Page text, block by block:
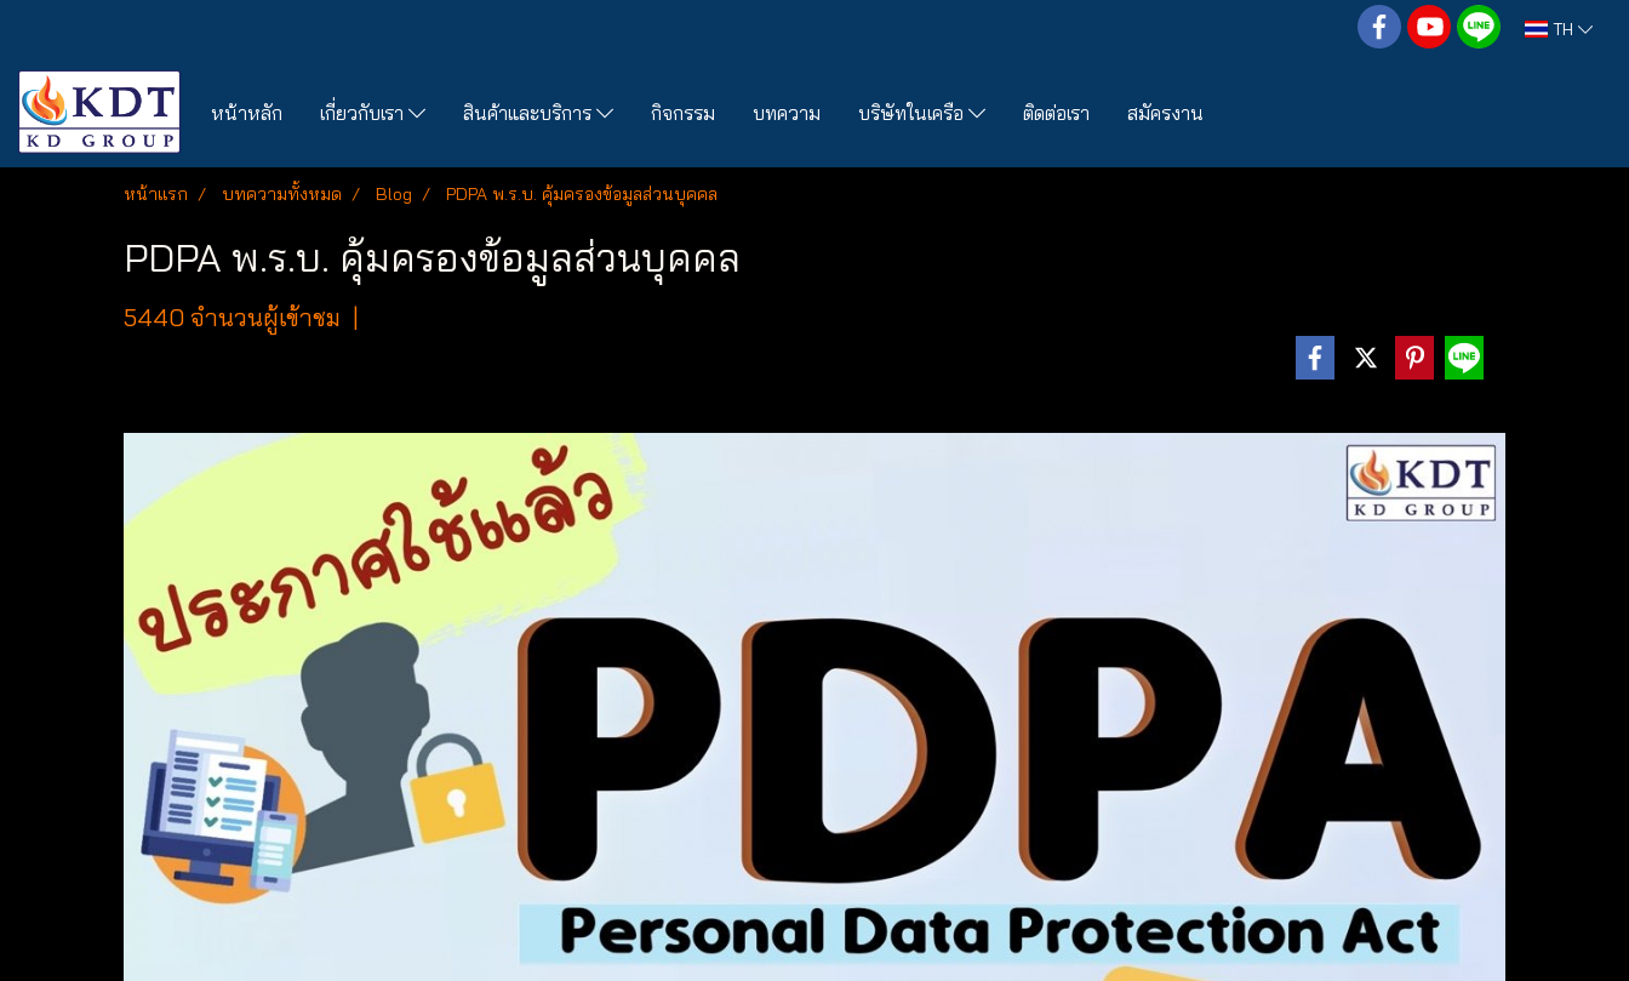
TH
หน้าหลัก เกี่ยวกับเรา สินค้าและบริการ กิจกรรม บทความ บริษัทในเครือ ติดต่อเรา สมัครงาน
หน้าแรก บทความทั้งหมด Blog PDPA พ.ร.บ. คุ้มครองข้อมูลส่วนบุคคล
PDPA พ.ร.บ. คุ้มครองข้อมูลส่วนบุคคล
5440 จำนวนผู้เข้าชม |